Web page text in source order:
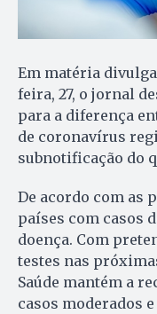
Em matéria
feira, 27, o jornal
para a diferença
de coronavírus
subnotificação do
De acordo com as
países com casos
doença. Com
testes nas
Saúde mantém a
casos moderados